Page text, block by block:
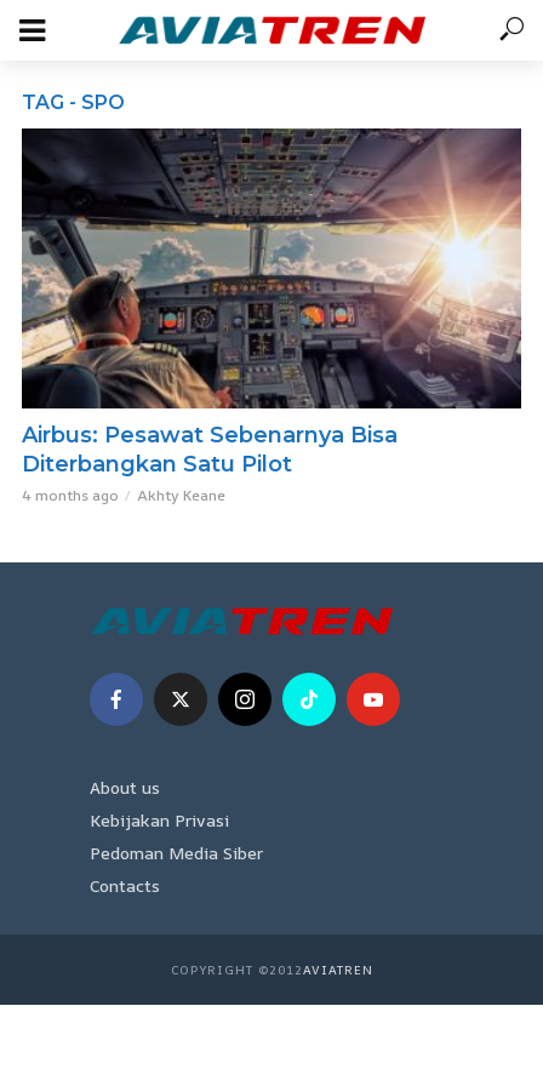
TAG - SPO
Airbus: Pesawat Sebenarnya Bisa
Diterbangkan Satu Pilot
4 months ago Akhty Keane
About us
Kebijakan Privasi
Pedoman Media Siber
Contacts
COPYRIGHT ©2012AVIATREN